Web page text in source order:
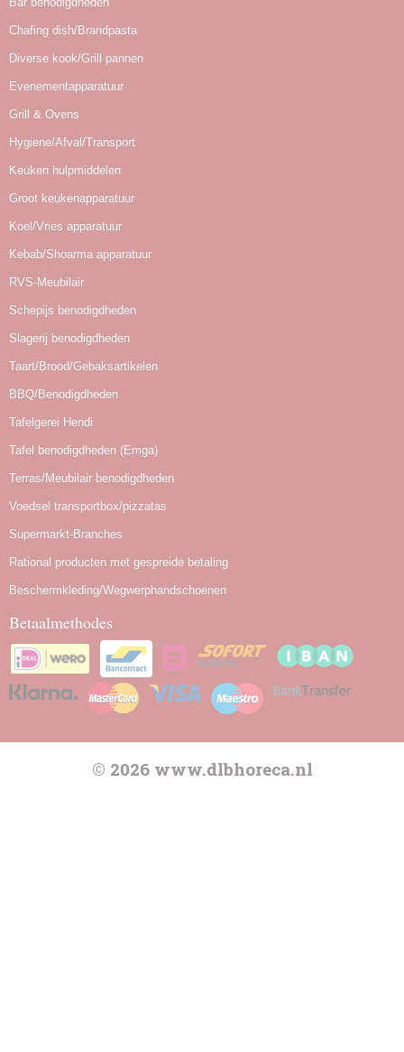
Chafing dish/Brandpasta
Diverse kook/Grill pannen
Evenementapparatuur
Grill & Ovens
Hygiene/Afval/Transport
Keuken hulpmiddelen
Groot keukenapparatuur
Koel/Vries apparatuur
Kebab/Shoarma apparatuur
RVS-Meubilair
Schepijs benodigdheden
Slagerij benodigdheden
Taart/Brood/Gebaksartikelen
BBQ/Benodigdheden
Tafelgerei Hendi
Tafel benodigdheden (Emga)
Terras/Meubilair benodigdheden
Voedsel transportbox/pizzatas
Supermarkt-Branches
Rational producten met gespreide betaling
Beschermkleding/Wegwerphandschoenen
Betaalmethodes
© 2026 www.dlbhoreca.nl